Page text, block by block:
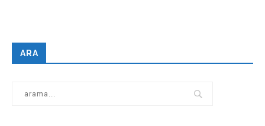
ARA